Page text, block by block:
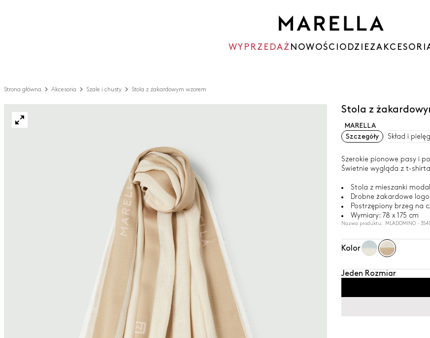
WYPRZEDAŻ NOWOŚCI ODZIEZ
Strona główna Akcesoria Szale i chusty Stola z żakardowym wzorem
Stola z
MARELLA
Szczegóły
Skład i
Szerokie pionowe pasy i
Świetnie wygląda z t-
Stola z mieszanki
Drobne żakardowe
Postrzępiony brzeg na
Wymiary: 78 x 175 cm
Nazwa produktu: MLADOMINO -
Kolor
Jeden Rozmiar